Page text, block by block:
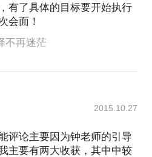
有了具体的目标要开始执行
会面！
不再迷茫
2015.10.27
评论主要因为钟老师的引导
主要有两大收获，其中中较